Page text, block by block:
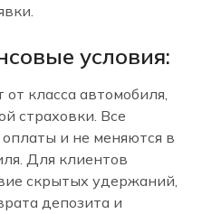
условия:
класса автомобиля,
страховки. Все
и не меняются в
Для клиентов
скрытых удержаний,
депозита и